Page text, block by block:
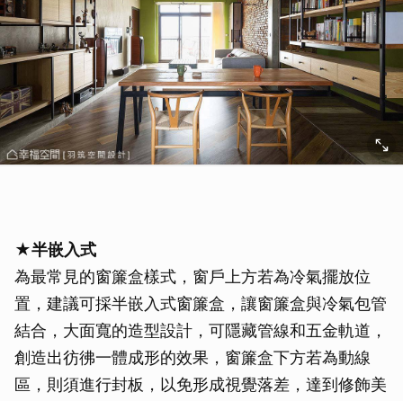
★半嵌入式
為最常見的窗簾盒樣式，窗戶上方若為冷氣擺放位
置，建議可採半嵌入式窗簾盒，讓窗簾盒與冷氣包管
結合，大面寬的造型設計，可隱藏管線和五金軌道，
創造出彷彿一體成形的效果，窗簾盒下方若為動線
區，則須進行封板，以免形成視覺落差，達到修飾美